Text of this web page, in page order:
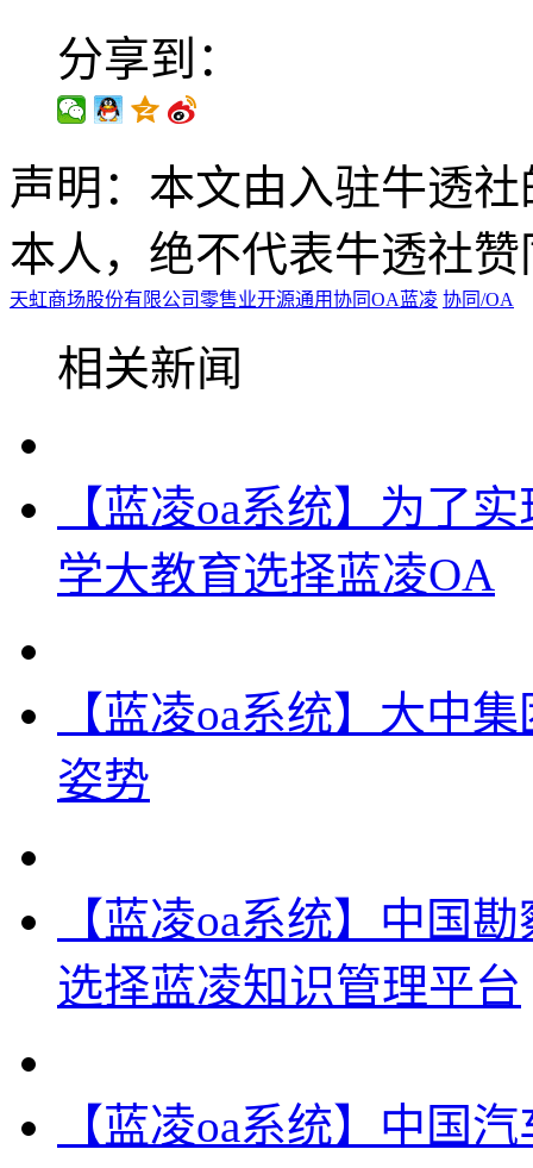
分享到：
声明：本文由入驻牛透
本人，绝不代表牛透社
天虹商场股份有限公司零售业开源通用协同OA 蓝凌 协同/OA
相关新闻
【蓝凌oa系统】为了
学大教育选择蓝凌OA
【蓝凌oa系统】大中
姿势
【蓝凌oa系统】中国
选择蓝凌知识管理平台
【蓝凌oa系统】中国